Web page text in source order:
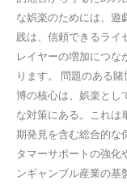
な娯楽のためには、遊
践は、信頼できるライ
レイヤーの増加につな
ります。 問題のある
博の核心は、娯楽とし
な対策にある。これは
期発見を含む総合的な
タマーサポートの強化
ンギャンブル産業の基